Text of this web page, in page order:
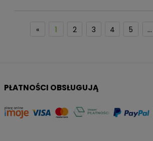
« 1 2 3 4 5 ...
PŁATNOŚCI OBSŁUGUJĄ